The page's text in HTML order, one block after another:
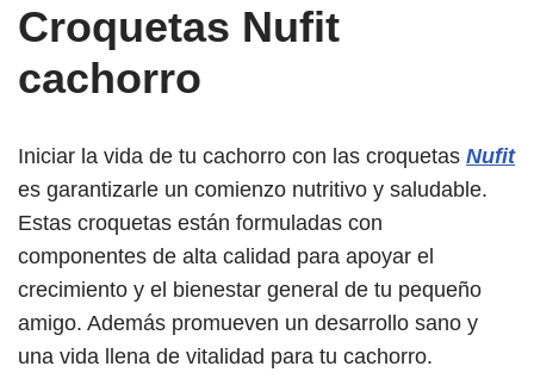
Croquetas Nufit
cachorro
Iniciar la vida de tu cachorro con las croquetas Nufit
es garantizarle un comienzo nutritivo y saludable.
Estas croquetas están formuladas con
componentes de alta calidad para apoyar el
crecimiento y el bienestar general de tu pequeño
amigo. Además promueven un desarrollo sano y
una vida llena de vitalidad para tu cachorro.